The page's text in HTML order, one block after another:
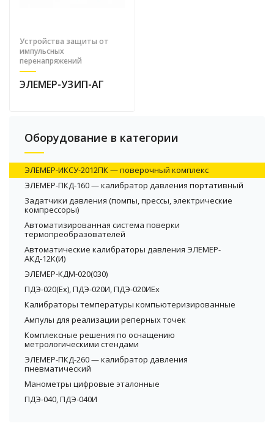
Устройства защиты от
импульсных
перенапряжений
ЭЛЕМЕР-УЗИП-АГ
Оборудование в категории
ЭЛЕМЕР-ИКСУ-2012ПК — поверочный комплекс
ЭЛЕМЕР-ПКД-160 — калибратор давления портативный
Задатчики давления (помпы, прессы, электрические
компрессоры)
Автоматизированная система поверки
термопреобразователей
Автоматические калибраторы давления ЭЛЕМЕР-
АКД-12К(И)
ЭЛЕМЕР-КДМ-020(030)
ПДЭ-020(Ex), ПДЭ-020И, ПДЭ-020ИEx
Калибраторы температуры компьютеризированные
Ампулы для реализации реперных точек
Комплексные решения по оснащению
метрологическими стендами
ЭЛЕМЕР-ПКД-260 — калибратор давления
пневматический
Манометры цифровые эталонные
ПДЭ-040, ПДЭ-040И